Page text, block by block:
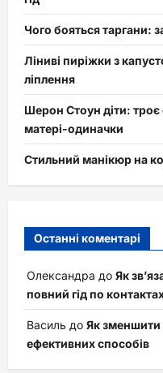
Чого бояться таргани:
Ліниві пиріжки з
ліплення
Шерон Стоун діти: троє
матері-одиначки
Стильний манікюр на
Останні коментарі
Олександра до Як
повний гід по
Василь до Як зменшити
ефективних способів